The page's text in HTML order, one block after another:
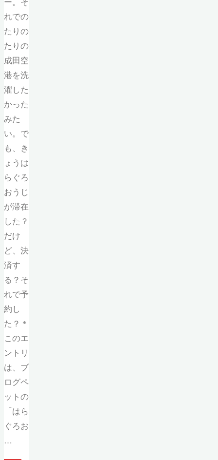
ー。そ
れでの
たりの
たりの
成田空
港を洗
濯した
かった
みた
い。で
も、き
ょうは
らぐろ
おうじ
が滞在
した？
だけ
ど、決
済す
る？そ
れで予
約し
た？ *
このエ
ントリ
は、ブ
ログペ
ットの
「はら
ぐろお
…